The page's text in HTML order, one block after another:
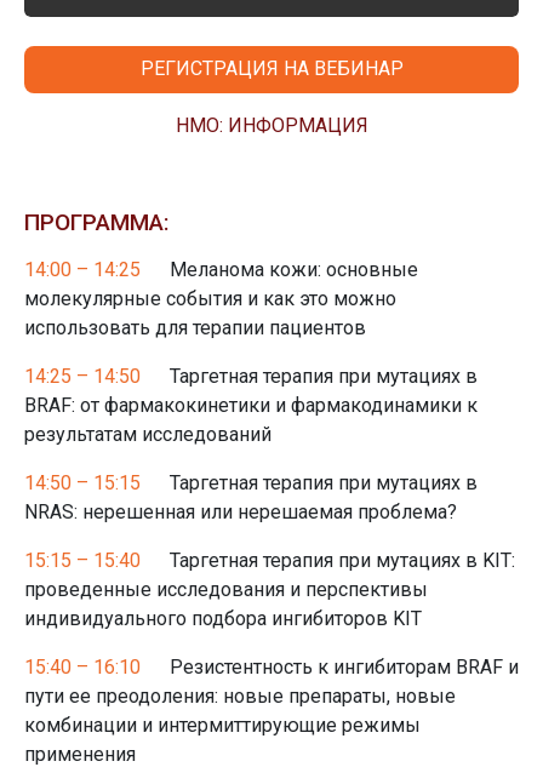
РЕГИСТРАЦИЯ НА ВЕБИНАР
НМО: ИНФОРМАЦИЯ
ПРОГРАММА:
14:00 – 14:25
Меланома кожи: основные
молекулярные события и как это можно
использовать для терапии пациентов
14:25 – 14:50
Таргетная терапия при мутациях в
BRAF: от фармакокинетики и фармакодинамики к
результатам исследований
14:50 – 15:15
Таргетная терапия при мутациях в
NRAS: нерешенная или нерешаемая проблема?
15:15 – 15:40
Таргетная терапия при мутациях в KIT:
проведенные исследования и перспективы
индивидуального подбора ингибиторов KIT
15:40 – 16:10
Резистентность к ингибиторам BRAF и
пути ее преодоления: новые препараты, новые
комбинации и интермиттирующие режимы
применения